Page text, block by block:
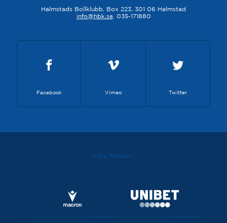
Halmstads Bollklubb, Box 223, 301 06 Halmstad
info@hbk.se, 035-171880
Facebook Vimeo Twitter
Våra Partners